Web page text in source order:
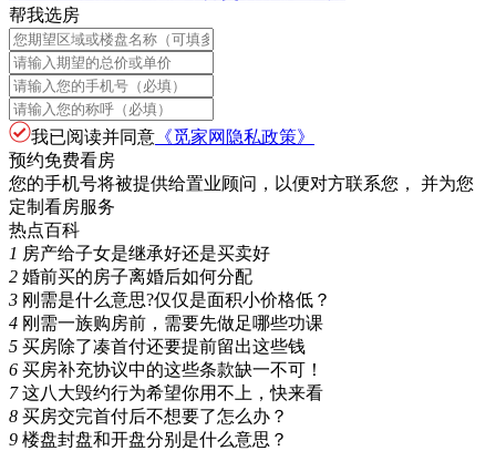
帮我选房
我已阅读并同意 《觅家网隐私政策》
预约免费看房
您的手机号将被提供给置业顾问，以便对方联系您， 并为您
定制看房服务
热点百科
1 房产给子女是继承好还是买卖好
2 婚前买的房子离婚后如何分配
3 刚需是什么意思?仅仅是面积小价格低？
4 刚需一族购房前，需要先做足哪些功课
5 买房除了凑首付还要提前留出这些钱
6 买房补充协议中的这些条款缺一不可！
7 这八大毁约行为希望你用不上，快来看
8 买房交完首付后不想要了怎么办？
9 楼盘封盘和开盘分别是什么意思？